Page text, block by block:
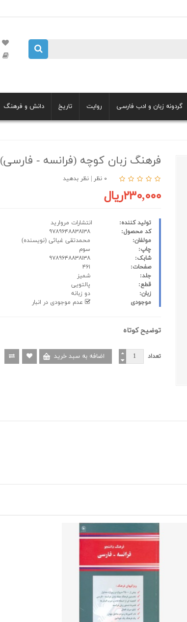
گردونه زبان و ادب فارسی روایت تاریخ دانش و فرهنگ
فرهنگ زبان کوچه (فرانسه - فارسی)
۰ نظر نظر بدهید
۲۳۰,۰۰۰ریال
تولید کننده:
انتشارات مروارید
کد محصول:
مولفان:
محمدتقی غیاثی (نویسنده)
چاپ:
سوم
شابک:
صفحات:
جلد:
شمیز
قطع:
پالتویی
زبان:
دو زبانه
موجودی
عدم موجودی در انبار
توضیح کوتاه
تعداد